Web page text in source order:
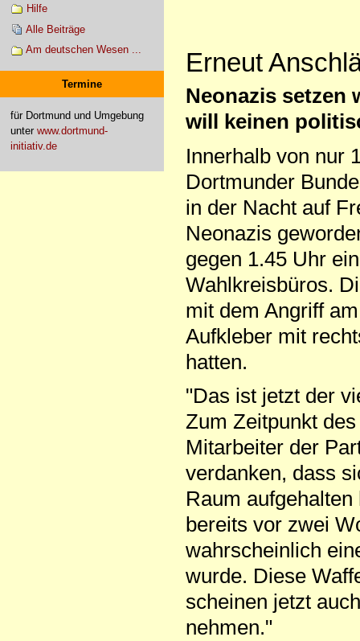
Hilfe
Alle Beiträge
Am deutschen Wesen ...
Termine
für Dortmund und Umgebung
unter www.dortmund-
initiativ.de
Erneut
Neonazis setzen
will keinen
Innerhalb von nur
Dortmunder
in der Nacht auf
Neonazis
gegen 1.45 Uhr
Wahlkreisbüros.
mit dem Angriff
Aufkleber mit
hatten.
"Das ist jetzt der
Zum Zeitpunkt
Mitarbeiter der
verdanken, dass
Raum
bereits vor zwei
wahrscheinlich
wurde. Diese
scheinen jetzt
nehmen."